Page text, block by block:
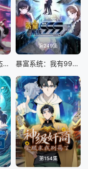
末世钞能力者 动态漫画
第249集
暴富系统：我有999个新马甲 动态漫画
第154集